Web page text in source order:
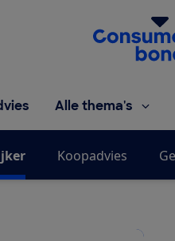
Homepage
Alle thema's
Koopadvies